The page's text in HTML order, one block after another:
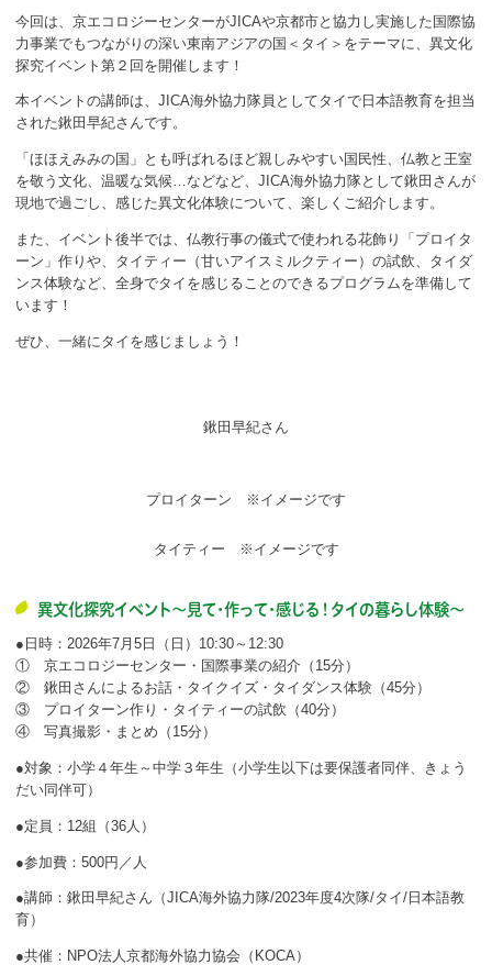
団体で見学希望の方
企業・環境団体の方
エコメイト・京エコサポーターの方
今回は、京エコロジーセンターがJICAや京都市と協力し実施した国際協
力事業でもつながりの深い東南アジアの国＜タイ＞をテーマに、異文化
探究イベント第２回を開催します！
本イベントの講師は、JICA海外協力隊員としてタイで日本語教育を担当
された鍬田早紀さんです。
「ほほえみみの国」とも呼ばれるほど親しみやすい国民性、仏教と王室
を敬う文化、温暖な気候…などなど、JICA海外協力隊として鍬田さんが
現地で過ごし、感じた異文化体験について、楽しくご紹介します。
また、イベント後半では、仏教行事の儀式で使われる花飾り「プロイタ
ーン」作りや、タイティー（甘いアイスミルクティー）の試飲、タイダ
ンス体験など、全身でタイを感じることのできるプログラムを準備して
います！
ぜひ、一緒にタイを感じましょう！
鍬田早紀さん
プロイターン ※イメージです
タイティー ※イメージです
異文化探究イベント～見て・作って・感じる！タイの暮らし体験～
●日時：2026年7月5日（日）10:30～12:30
① 京エコロジーセンター・国際事業の紹介（15分）
② 鍬田さんによるお話・タイクイズ・タイダンス体験（45分）
③ プロイターン作り・タイティーの試飲（40分）
④ 写真撮影・まとめ（15分）
●対象：小学４年生～中学３年生（小学生以下は要保護者同伴、きょう
だい同伴可）
●定員：12組（36人）
●参加費：500円／人
●講師：鍬田早紀さん（JICA海外協力隊/2023年度4次隊/タイ/日本語教
育）
●共催：NPO法人京都海外協力協会（KOCA）